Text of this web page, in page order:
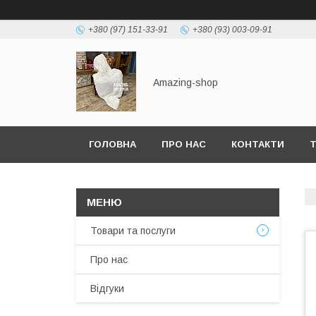
+380 (97) 151-33-91 +380 (93) 003-09-91
Amazing-shop
ГОЛОВНА ПРО НАС КОНТАКТИ
Товари та послуги
Про нас
Відгуки